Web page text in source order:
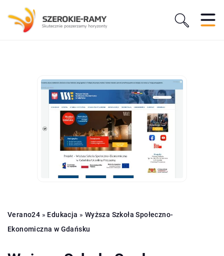
Verano24 » Edukacja » Wyższa Szkoła Społeczno-
Ekonomiczna w Gdańsku